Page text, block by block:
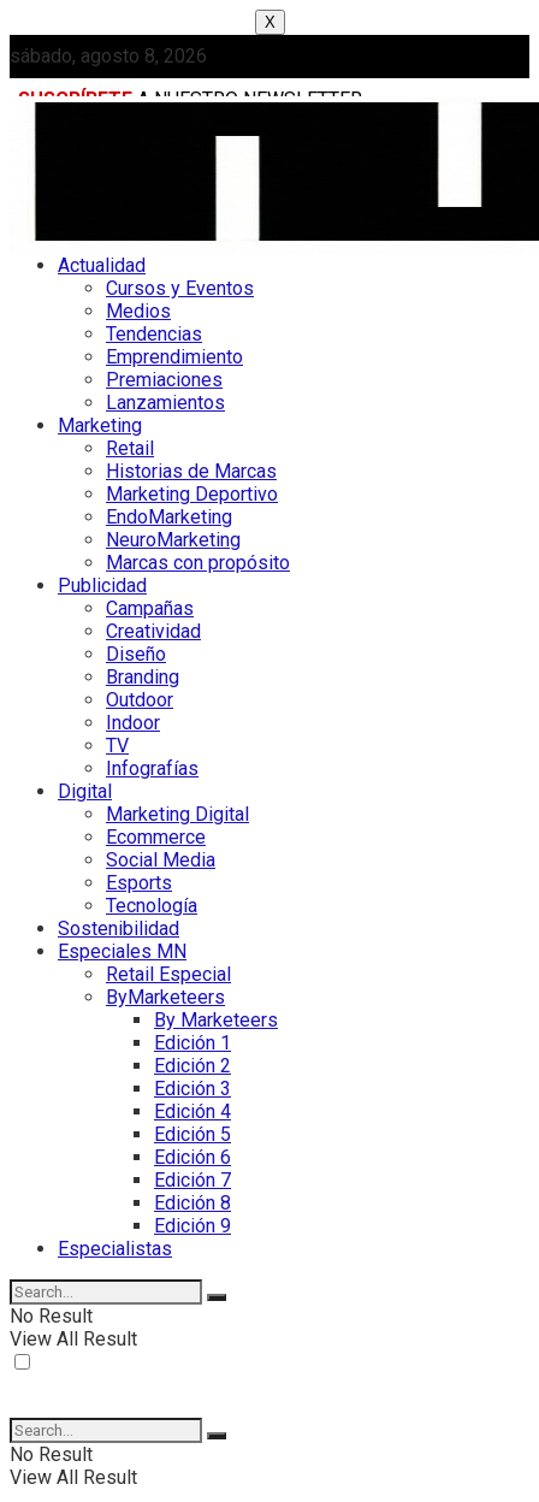
X
sábado, agosto 8, 2026
SUSCRÍBETE A NUESTRO NEWSLETTER
Actualidad
Cursos y Eventos
Medios
Tendencias
Emprendimiento
Premiaciones
Lanzamientos
Marketing
Retail
Historias de Marcas
Marketing Deportivo
EndoMarketing
NeuroMarketing
Marcas con propósito
Publicidad
Campañas
Creatividad
Diseño
Branding
Outdoor
Indoor
TV
Infografías
Digital
Marketing Digital
Ecommerce
Social Media
Esports
Tecnología
Sostenibilidad
Especiales MN
Retail Especial
ByMarketeers
By Marketeers
Edición 1
Edición 2
Edición 3
Edición 4
Edición 5
Edición 6
Edición 7
Edición 8
Edición 9
Especialistas
No Result
View All Result
No Result
View All Result